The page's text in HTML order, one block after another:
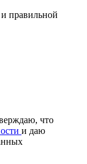
правильной
что
и даю